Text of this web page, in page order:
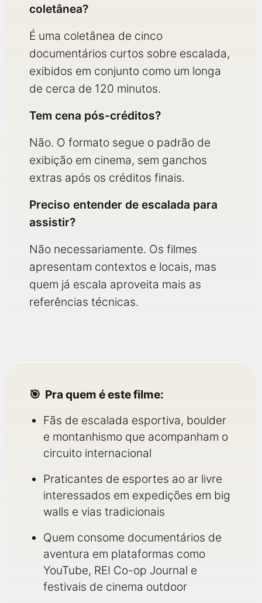
coletânea?
É uma coletânea de cinco
documentários curtos sobre escalada,
exibidos em conjunto como um longa
de cerca de 120 minutos.
Tem cena pós-créditos?
Não. O formato segue o padrão de
exibição em cinema, sem ganchos
extras após os créditos finais.
Preciso entender de escalada para
assistir?
Não necessariamente. Os filmes
apresentam contextos e locais, mas
quem já escala aproveita mais as
referências técnicas.
Pra quem é este filme:
Fãs de escalada esportiva, boulder
e montanhismo que acompanham o
circuito internacional
Praticantes de esportes ao ar livre
interessados em expedições em big
walls e vias tradicionais
Quem consome documentários de
aventura em plataformas como
YouTube, REI Co-op Journal e
festivais de cinema outdoor